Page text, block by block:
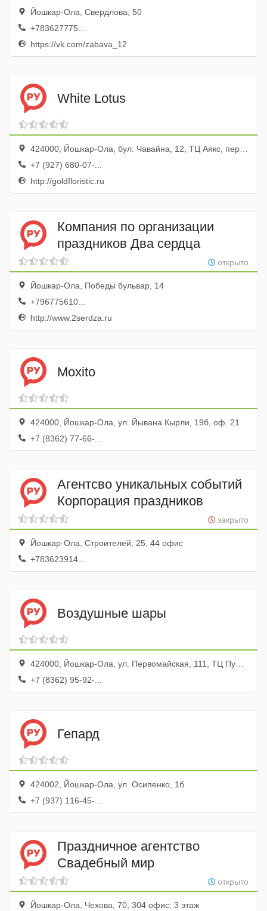
Йошкар-Ола, Свердлова, 50
+783627775...
https://vk.com/zabava_12
White Lotus
424000, Йошкар-Ола, бул. Чавайна, 12, ТЦ Аякс, первое крыльцо
+7 (927) 680-07-...
http://goldfloristic.ru
Компания по организации
праздников Два сердца
открыто
Йошкар-Ола, Победы бульвар, 14
+796775610...
http://www.2serdza.ru
Moxito
424000, Йошкар-Ола, ул. Йывана Кырли, 19б, оф. 21
+7 (8362) 77-66-...
Агентсво уникальных событий
Корпорация праздников
закрыто
Йошкар-Ола, Строителей, 25, 44 офис
+783623914...
Воздушные шары
424000, Йошкар-Ола, ул. Первомайская, 111, ТЦ Пушкинский
+7 (8362) 95-92-...
Гепард
424002, Йошкар-Ола, ул. Осипенко, 1б
+7 (937) 116-45-...
Праздничное агентство
Свадебный мир
открыто
Йошкар-Ола, Чехова, 70, 304 офис; 3 этаж